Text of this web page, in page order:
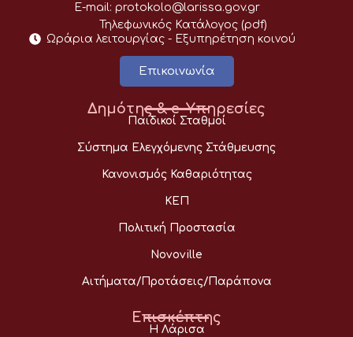
E-mail: protokolo@larissa.gov.gr
Τηλεφωνικός Κατάλογος (pdf)
Ωράρια λειτουργίας - Eξυπηρέτηση κοινού
Επικοινωνία
Δημότης & e-Υπηρεσίες
Παιδικοί Σταθμοί
Σύστημα Ελεγχόμενης Στάθμευσης
Κανονισμός Καθαριότητας
ΚΕΠ
Πολιτική Προστασία
Novoville
Αιτήματα/Προτάσεις/Παράπονα
Επισκέπτης
Η Λάρισα